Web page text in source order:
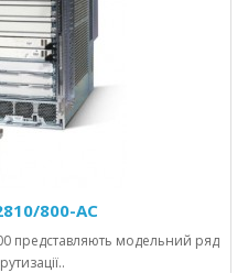
800-AC
представляють модельний ряд